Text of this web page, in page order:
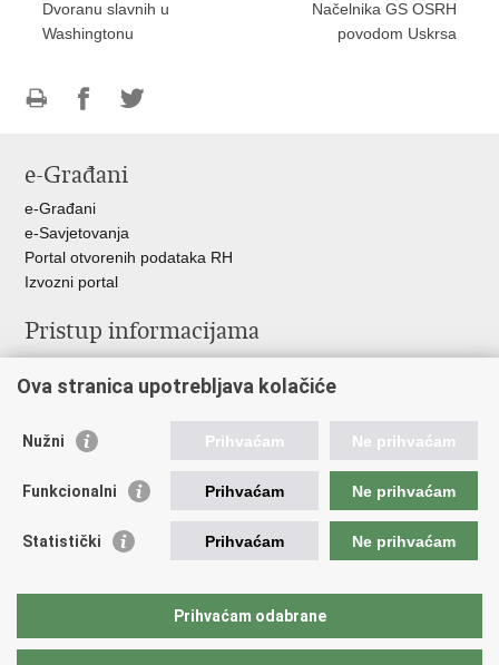
Dvoranu slavnih u
Washingtonu
Načelnika GS OSRH
povodom Uskrsa
FacebookuTwitteru
e-Građani
e-Građani
e-Savjetovanja
Portal otvorenih podataka RH
Izvozni portal
Pristup informacijama
Izjava o pristupačnosti
Ravnopravnost spolova u MORH-u i OSRH
Važne poveznice
Vlada RH
Hrvatski Sabor
Ova stranica upotrebljava kolačiće
Nužni Prihvaćam Ne prihvaćam
Funkcionalni Prihvaćam Ne prihvaćam
Statistički Prihvaćam Ne prihvaćam
Prihvaćam odabrane